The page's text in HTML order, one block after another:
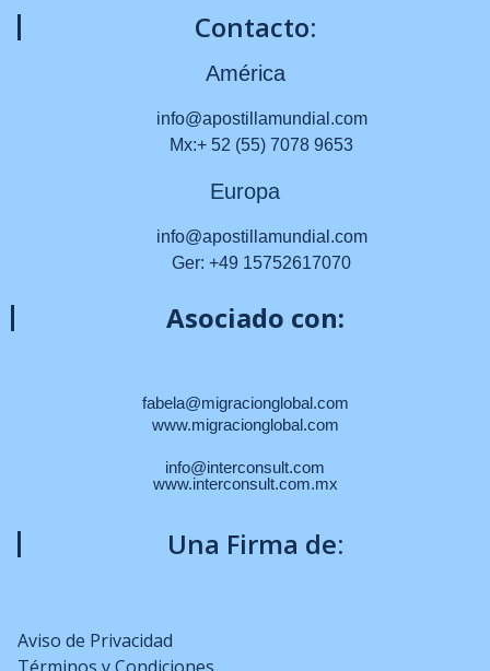
Contacto:
América
info@apostillamundial.com
Mx:+ 52 (55) 7078 9653
Europa
info@apostillamundial.com
Ger: +49 15752617070
Asociado con:
fabela@migracionglobal.com
www.migracionglobal.com
info@interconsult.com
www.interconsult.com.mx
Una Firma de:
Aviso de Privacidad